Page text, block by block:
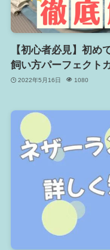
【初心者必見】初め
飼い方パーフェクト
2022年5月16日 1080